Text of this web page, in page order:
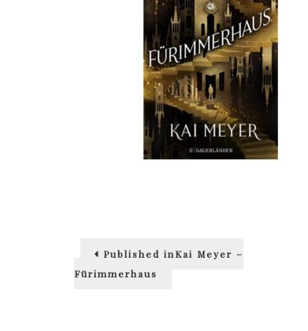
Beitragsnavigation
Published inKai Meyer –
Fürimmerhaus